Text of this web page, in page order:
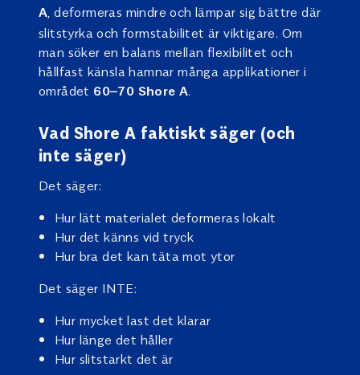
A , deformeras mindre och lämpar sig bättre där
slitstyrka och formstabilitet är viktigare. Om
man söker en balans mellan flexibilitet och
hållfast känsla hamnar många applikationer i
området 60–70 Shore A.
Vad Shore A faktiskt säger (och
inte säger)
Det säger:
Hur lätt materialet deformeras lokalt
Hur det känns vid tryck
Hur bra det kan täta mot ytor
Det säger INTE:
Hur mycket last det klarar
Hur länge det håller
Hur slitstarkt det är